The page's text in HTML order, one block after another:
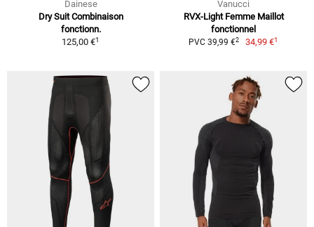
Dainese
Dry Suit Combinaison
fonctionn.
125,00 €1
Vanucci
RVX-Light Femme Maillot
fonctionnel
PVC 39,99 €2 34,99 €1